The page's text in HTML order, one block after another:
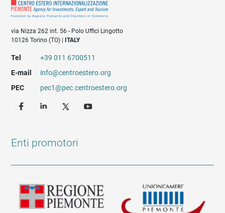
via Nizza 262 int. 56 - Polo Uffici Lingotto
10126 Torino (TO) |
ITALY
Tel
+39 011 6700511
E-mail
info@centroestero.org
PEC
pec1@pec.centroestero.org
Enti promotori